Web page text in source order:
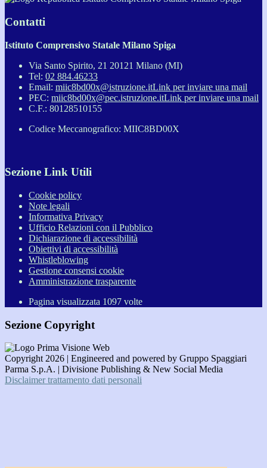
Contatti
Istituto Comprensivo Statale Milano Spiga
Via Santo Spirito, 21 20121 Milano (MI)
Tel: 02 884.46233
Email: miic8bd00x@istruzione.itLink per inviare una mail
PEC: miic8bd00x@pec.istruzione.itLink per inviare una mail
C.F.: 80128510155
Codice Meccanografico: MIIC8BD00X
Sezione Link Utili
Cookie policy
Note legali
Informativa Privacy
Ufficio Relazioni con il Pubblico
Dichiarazione di accessibilità
Obiettivi di accessibilità
Whistleblowing
Gestione consensi cookie
Amministrazione trasparente
Pagina visualizzata 1097 volte
Sezione Copyright
Copyright 2026 | Engineered and powered by Gruppo Spaggiari
Parma S.p.A. | Divisione Publishing & New Social Media
Disclaimer trattamento dati personali